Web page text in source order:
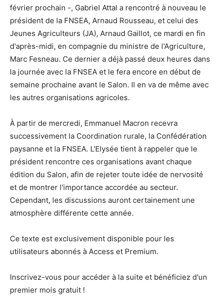
février prochain -, Gabriel Attal a rencontré à nouveau le
président de la FNSEA, Arnaud Rousseau, et celui des
Jeunes Agriculteurs (JA), Arnaud Gaillot, ce mardi en fin
d'après-midi, en compagnie du ministre de l'Agriculture,
Marc Fesneau. Ce dernier a déjà passé deux heures dans
la journée avec la FNSEA et le fera encore en début de
semaine prochaine avant le Salon. Il en va de même avec
les autres organisations agricoles.
À partir de mercredi, Emmanuel Macron recevra
successivement la Coordination rurale, la Confédération
paysanne et la FNSEA. L'Elysée tient à rappeler que le
président rencontre ces organisations avant chaque
édition du Salon, afin de rejeter toute idée de nervosité
et de montrer l'importance accordée au secteur.
Cependant, les discussions auront certainement une
atmosphère différente cette année.
Ce texte est exclusivement disponible pour les
utilisateurs abonnés à Access et Premium.
Inscrivez-vous pour accéder à la suite et bénéficiez d'un
premier mois gratuit !